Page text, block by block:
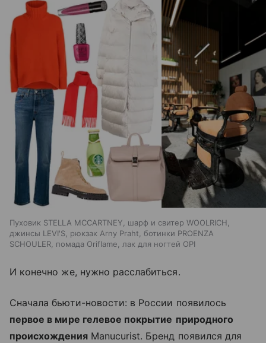
Пуховик STELLA MCCARTNEY, шарф и свитер WOOLRICH,
джинсы LEVI'S, рюкзак Arny Praht, ботинки PROENZA
SCHOULER, помада Oriflame, лак для ногтей OPI
И конечно же, нужно расслабиться.
Сначала бьюти-новости: в России появилось
первое в мире гелевое покрытие природного
происхожденияManucurist. Бренд появился для